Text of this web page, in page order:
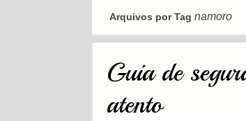
Arquivos por Tag namoro
Guia de
atento